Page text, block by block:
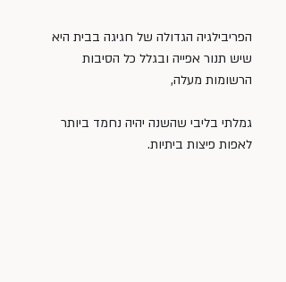
הפריבילגיה הגדולה של חגיגה בבית היא
שיש תנור אפייה ובגלל כל הסיבות
הרשומות מעלה,
גמלתי בליבי שהשנה יהיה נחמד ביותר
לאפות פיצות ביתיות.